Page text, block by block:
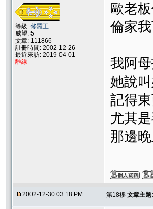
等級: 修羅王
威望: 5
文章: 111866
註冊時間: 2002-12-26
最近來訪: 2019-04-01
離線
歐老
倫家
我阿
她說
記得
尤其
那邊
2002-12-30 03:18 PM 第18樓 文章主題: